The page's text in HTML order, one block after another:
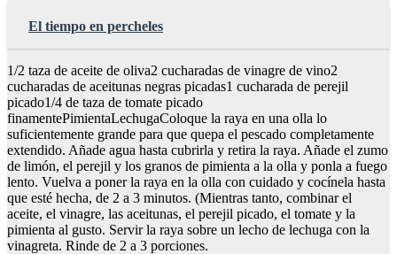
El tiempo en percheles
1/2 taza de aceite de oliva2 cucharadas de vinagre de vino2
cucharadas de aceitunas negras picadas1 cucharada de perejil
picado1/4 de taza de tomate picado
finamentePimientaLechugaColoque la raya en una olla lo
suficientemente grande para que quepa el pescado completamente
extendido. Añade agua hasta cubrirla y retira la raya. Añade el zumo
de limón, el perejil y los granos de pimienta a la olla y ponla a fuego
lento. Vuelva a poner la raya en la olla con cuidado y cocínela hasta
que esté hecha, de 2 a 3 minutos. (Mientras tanto, combinar el
aceite, el vinagre, las aceitunas, el perejil picado, el tomate y la
pimienta al gusto. Servir la raya sobre un lecho de lechuga con la
vinagreta. Rinde de 2 a 3 porciones.